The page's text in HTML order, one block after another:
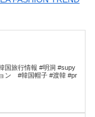
国旅行情報 #明洞 #supy
ン #韓国帽子 #渡韓 #pr